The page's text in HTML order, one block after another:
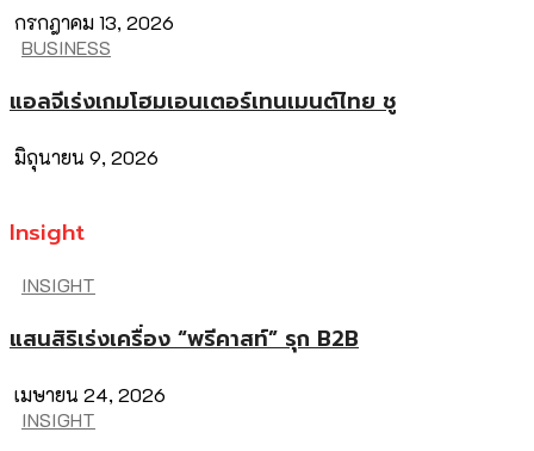
กรกฎาคม 13, 2026
BUSINESS
แอลจีเร่งเกมโฮมเอนเตอร์เทนเมนต์ไทย ชู
มิถุนายน 9, 2026
Insight
INSIGHT
แสนสิริเร่งเครื่อง “พรีคาสท์” รุก B2B
เมษายน 24, 2026
INSIGHT